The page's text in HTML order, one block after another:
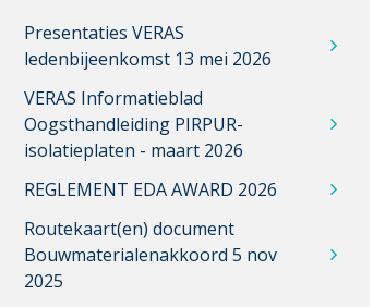
Presentaties VERAS
ledenbijeenkomst 13 mei 2026
VERAS Informatieblad
Oogsthandleiding PIRPUR-
isolatieplaten - maart 2026
REGLEMENT EDA AWARD 2026
Routekaart(en) document
Bouwmaterialenakkoord 5 nov
2025